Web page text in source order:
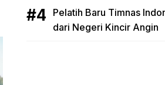
Pelatih Baru Timnas
dari Negeri Kincir Angin